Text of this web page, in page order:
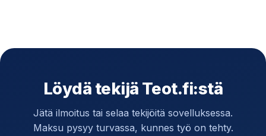
Löydä tekijä Teot.fi:stä
Jätä ilmoitus tai selaa tekijöitä sovelluksessa.
Maksu pysyy turvassa, kunnes työ on tehty.